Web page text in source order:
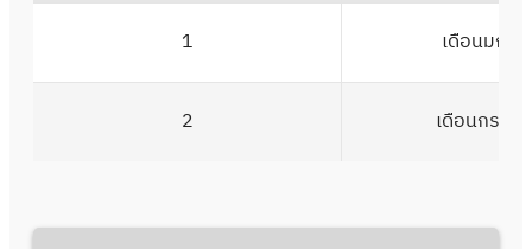
1 เดือนมกร
2 เดือนกรกฎ